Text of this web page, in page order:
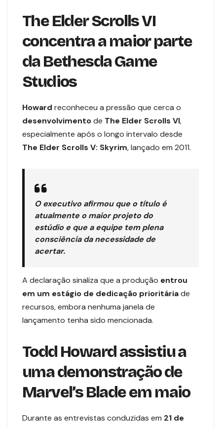
The Elder Scrolls VI
concentra a maior parte
da Bethesda Game
Studios
Howard reconheceu a pressão que cerca o
desenvolvimentode The Elder Scrolls VI,
especialmente após o longo intervalo desde
The Elder Scrolls V: Skyrim, lançado em 2011.
O executivo afirmou que o título é
atualmente o maior projeto do
estúdio e que a equipe tem plena
consciência da necessidade de
acertar.
A declaração sinaliza que a produção entrou
em um estágio de dedicação prioritáriade
recursos, embora nenhuma janela de
lançamento tenha sido mencionada.
Todd Howard assistiu a
uma demonstração de
Marvel’s Blade em maio
Durante as entrevistas conduzidas em 21 de